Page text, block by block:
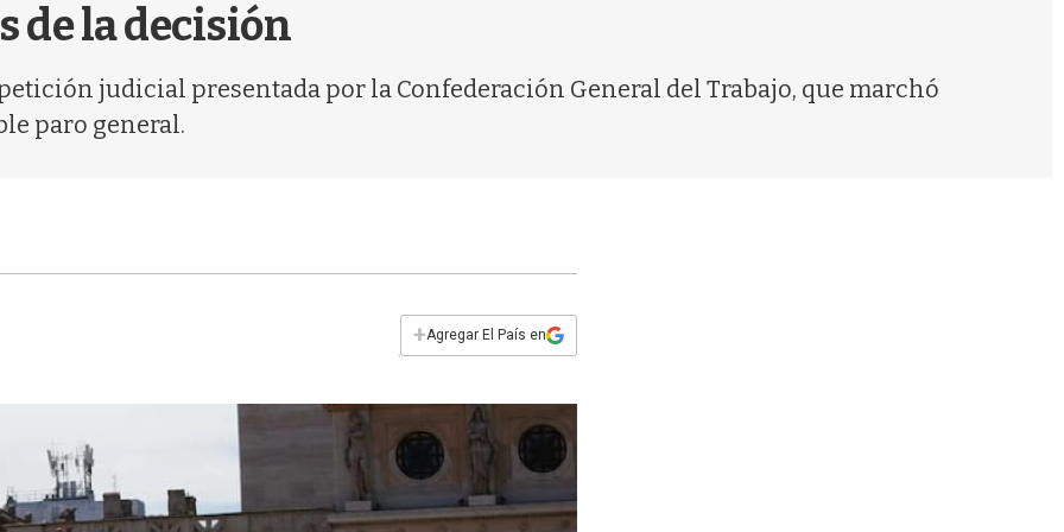
de la decisión
judicial presentada por la Confederación General del Trabajo, que marchó
paro general.
+Agregar El País en